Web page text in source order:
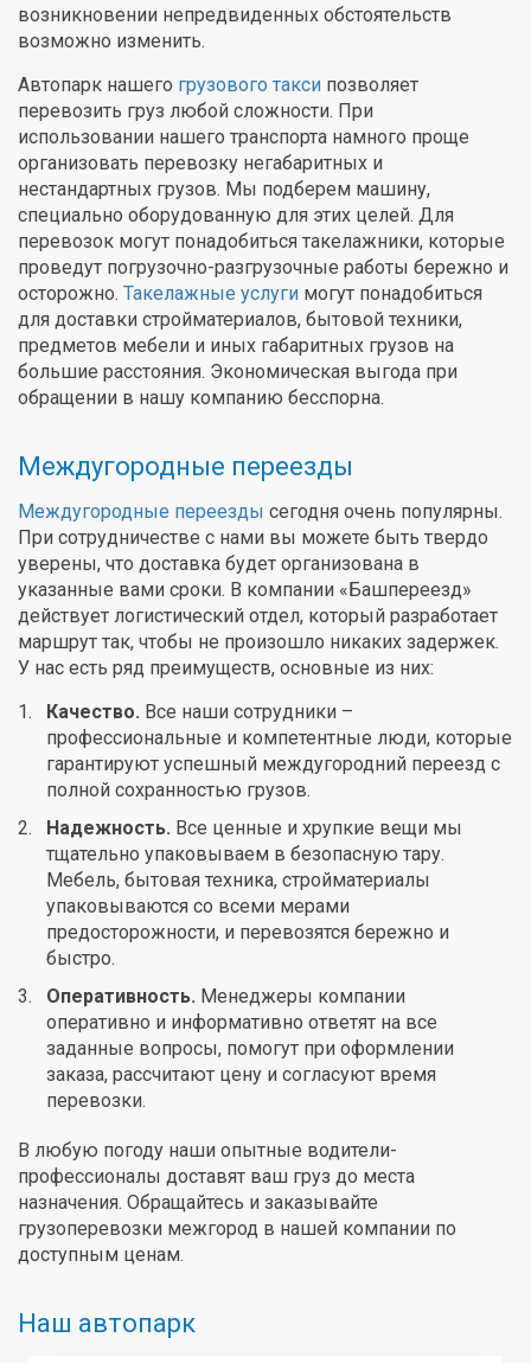
возникновении непредвиденных обстоятельств
возможно изменить.
Автопарк нашего грузового такси позволяет
перевозить груз любой сложности. При
использовании нашего транспорта намного проще
организовать перевозку негабаритных и
нестандартных грузов. Мы подберем машину,
специально оборудованную для этих целей. Для
перевозок могут понадобиться такелажники, которые
проведут погрузочно-разгрузочные работы бережно и
осторожно. Такелажные услуги могут понадобиться
для доставки стройматериалов, бытовой техники,
предметов мебели и иных габаритных грузов на
большие расстояния. Экономическая выгода при
обращении в нашу компанию бесспорна.
Междугородные переезды
Междугородные переезды сегодня очень популярны.
При сотрудничестве с нами вы можете быть твердо
уверены, что доставка будет организована в
указанные вами сроки. В компании «Башпереезд»
действует логистический отдел, который разработает
маршрут так, чтобы не произошло никаких задержек.
У нас есть ряд преимуществ, основные из них:
Качество. Все наши сотрудники –
профессиональные и компетентные люди, которые
гарантируют успешный междугородний переезд с
полной сохранностью грузов.
Надежность. Все ценные и хрупкие вещи мы
тщательно упаковываем в безопасную тару.
Мебель, бытовая техника, стройматериалы
упаковываются со всеми мерами
предосторожности, и перевозятся бережно и
быстро.
Оперативность. Менеджеры компании
оперативно и информативно ответят на все
заданные вопросы, помогут при оформлении
заказа, рассчитают цену и согласуют время
перевозки.
В любую погоду наши опытные водители-
профессионалы доставят ваш груз до места
назначения. Обращайтесь и заказывайте
грузоперевозки межгород в нашей компании по
доступным ценам.
Наш автопарк